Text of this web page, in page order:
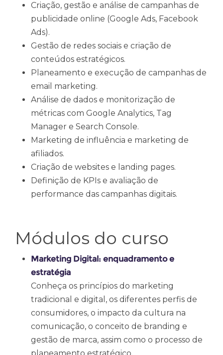
Criação, gestão e análise de campanhas de
publicidade online (Google Ads, Facebook
Ads).
Gestão de redes sociais e criação de
conteúdos estratégicos.
Planeamento e execução de campanhas de
email marketing.
Análise de dados e monitorização de
métricas com Google Analytics, Tag
Manager e Search Console.
Marketing de influência e marketing de
afiliados.
Criação de websites e landing pages.
Definição de KPIs e avaliação de
performance das campanhas digitais.
Módulos do curso
Marketing Digital: enquadramento e
estratégia
Conheça os princípios do marketing
tradicional e digital, os diferentes perfis de
consumidores, o impacto da cultura na
comunicação, o conceito de branding e
gestão de marca, assim como o processo de